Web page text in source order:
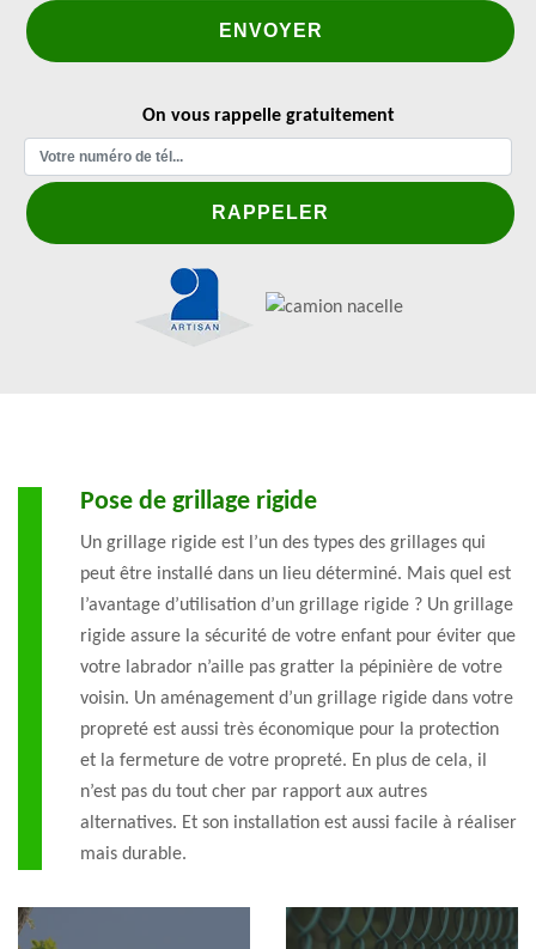
On vous rappelle gratuitement
Pose de grillage rigide
Un grillage rigide est l’un des types des grillages qui
peut être installé dans un lieu déterminé. Mais quel est
l’avantage d’utilisation d’un grillage rigide ? Un grillage
rigide assure la sécurité de votre enfant pour éviter que
votre labrador n’aille pas gratter la pépinière de votre
voisin. Un aménagement d’un grillage rigide dans votre
propreté est aussi très économique pour la protection
et la fermeture de votre propreté. En plus de cela, il
n’est pas du tout cher par rapport aux autres
alternatives. Et son installation est aussi facile à réaliser
mais durable.